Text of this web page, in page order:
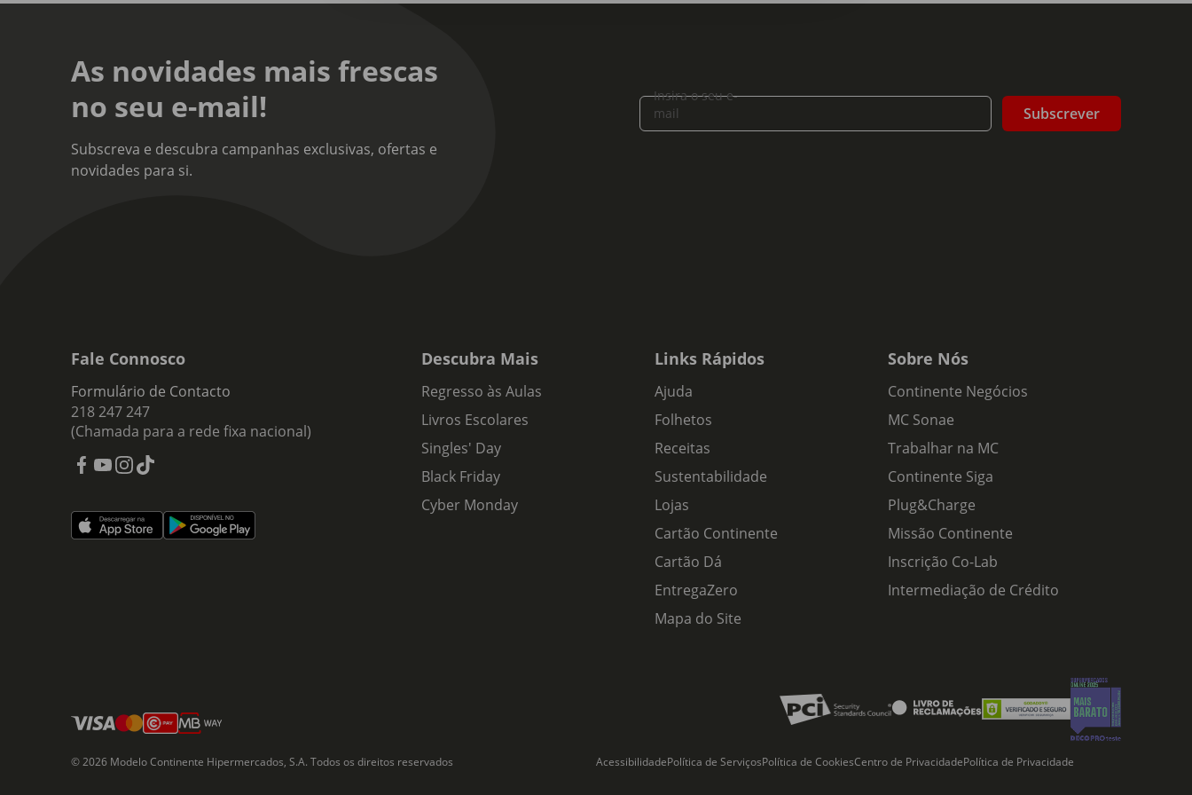
As novidades mais frescas
no seu e-mail!
Subscreva e descubra campanhas exclusivas, ofertas e
novidades para si.
Insira o seu e-
mail
Subscrever
Fale Connosco
Formulário de Contacto
218 247 247
(Chamada para a rede fixa nacional)
Descubra Mais
Regresso às Aulas
Livros Escolares
Singles' Day
Black Friday
Cyber Monday
Links Rápidos
Ajuda
Folhetos
Receitas
Sustentabilidade
Lojas
Cartão Continente
Cartão Dá
EntregaZero
Mapa do Site
Sobre Nós
Continente Negócios
MC Sonae
Trabalhar na MC
Continente Siga
Plug&Charge
Missão Continente
Inscrição Co-Lab
Intermediação de Crédito
© 2026 Modelo Continente Hipermercados, S.A. Todos os direitos reservados AcessibilidadePolítica de ServiçosPolítica de CookiesCentro de PrivacidadePolítica de Privacidade